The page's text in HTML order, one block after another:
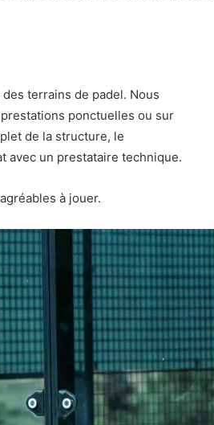
terrains de padel. Nous
ponctuelles ou sur
de la structure, le
avec un prestataire technique.
à jouer.